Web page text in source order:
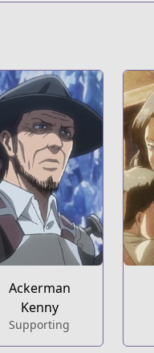
Ackerman
Kenny
Supporting